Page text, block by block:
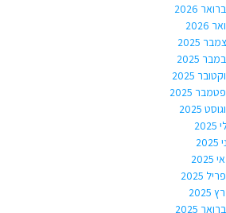
2026
2026
2025
2025
2025
2025
2025
2025
2025
2025